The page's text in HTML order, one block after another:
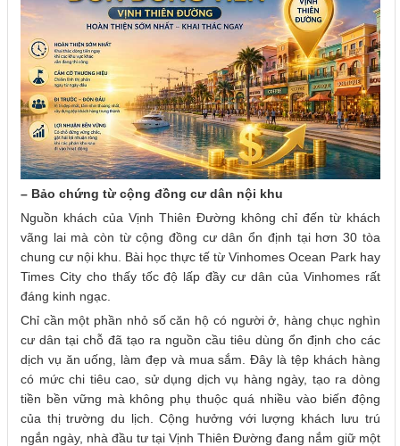
– Bảo chứng từ cộng đồng cư dân nội khu
Nguồn khách của Vịnh Thiên Đường không chỉ đến từ khách
vãng lai mà còn từ cộng đồng cư dân ổn định tại hơn 30 tòa
chung cư nội khu. Bài học thực tế từ Vinhomes Ocean Park hay
Times City cho thấy tốc độ lấp đầy cư dân của Vinhomes rất
đáng kinh ngạc.
Chỉ cần một phần nhỏ số căn hộ có người ở, hàng chục nghìn
cư dân tại chỗ đã tạo ra nguồn cầu tiêu dùng ổn định cho các
dịch vụ ăn uống, làm đẹp và mua sắm. Đây là tệp khách hàng
có mức chi tiêu cao, sử dụng dịch vụ hàng ngày, tạo ra dòng
tiền bền vững mà không phụ thuộc quá nhiều vào biến động
của thị trường du lịch. Cộng hưởng với lượng khách lưu trú
ngắn ngày, nhà đầu tư tại Vịnh Thiên Đường đang nắm giữ một